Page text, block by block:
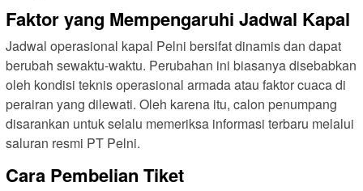
Faktor yang Mempengaruhi Jadwal Kapal
Jadwal operasional kapal Pelni bersifat dinamis dan dapat
berubah sewaktu-waktu. Perubahan ini biasanya disebabkan
oleh kondisi teknis operasional armada atau faktor cuaca di
perairan yang dilewati. Oleh karena itu, calon penumpang
disarankan untuk selalu memeriksa informasi terbaru melalui
saluran resmi PT Pelni.
Cara Pembelian Tiket